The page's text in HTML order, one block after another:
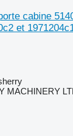
cabine
et
MACHINERY